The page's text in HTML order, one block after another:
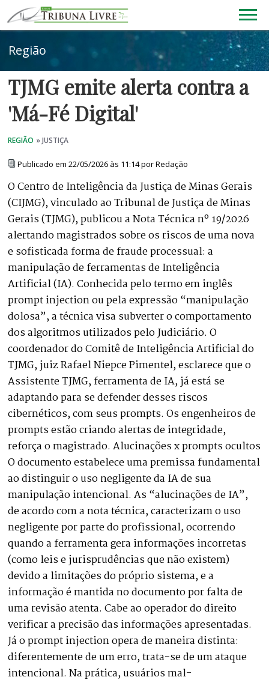
TJMG emite alerta contra a
'Má-Fé Digital'
Publicado em 22/05/2026 às 11:14 por Redação
O Centro de Inteligência da Justiça de Minas Gerais
(CIJMG), vinculado ao Tribunal de Justiça de Minas
Gerais (TJMG), publicou a Nota Técnica nº 19/2026
alertando magistrados sobre os riscos de uma nova
e sofisticada forma de fraude processual: a
manipulação de ferramentas de Inteligência
Artificial (IA). Conhecida pelo termo em inglês
prompt injection ou pela expressão “manipulação
dolosa”, a técnica visa subverter o comportamento
dos algoritmos utilizados pelo Judiciário. O
coordenador do Comitê de Inteligência Artificial do
TJMG, juiz Rafael Niepce Pimentel, esclarece que o
Assistente TJMG, ferramenta de IA, já está se
adaptando para se defender desses riscos
cibernéticos, com seus prompts. Os engenheiros de
prompts estão criando alertas de integridade,
reforça o magistrado. Alucinações x prompts ocultos
O documento estabelece uma premissa fundamental
ao distinguir o uso negligente da IA de sua
manipulação intencional. As “alucinações de IA”,
de acordo com a nota técnica, caracterizam o uso
negligente por parte do profissional, ocorrendo
quando a ferramenta gera informações incorretas
(como leis e jurisprudências que não existem)
devido a limitações do próprio sistema, e a
informação é mantida no documento por falta de
uma revisão atenta. Cabe ao operador do direito
verificar a precisão das informações apresentadas.
Já o prompt injection opera de maneira distinta:
diferentemente de um erro, trata-se de um ataque
intencional. Na prática, usuários mal-